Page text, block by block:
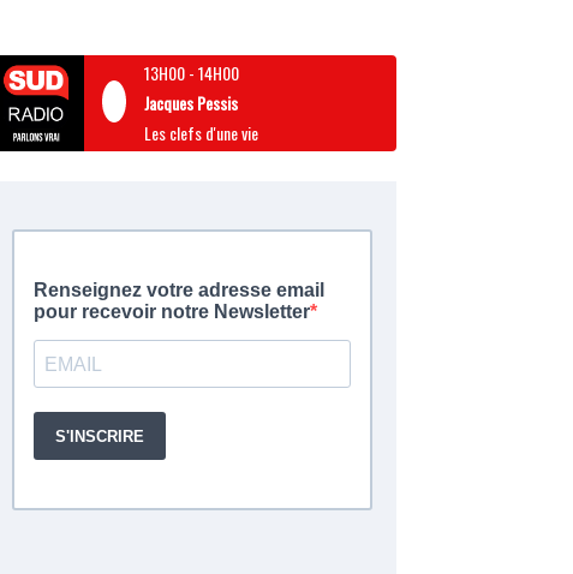
13H00-14H00
Jacques Pessis
Les clefs d'une vie